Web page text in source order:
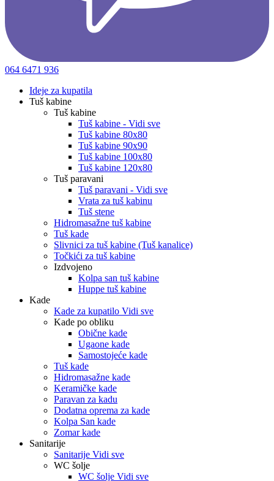
064 6471 936
Ideje za kupatila
Tuš kabine
Tuš kabine
Tuš kabine - Vidi sve
Tuš kabine 80x80
Tuš kabine 90x90
Tuš kabine 100x80
Tuš kabine 120x80
Tuš paravani
Tuš paravani - Vidi sve
Vrata za tuš kabinu
Tuš stene
Hidromasažne tuš kabine
Tuš kade
Slivnici za tuš kabine (Tuš kanalice)
Točkići za tuš kabine
Izdvojeno
Kolpa san tuš kabine
Huppe tuš kabine
Kade
Kade za kupatilo Vidi sve
Kade po obliku
Obične kade
Ugaone kade
Samostojeće kade
Tuš kade
Hidromasažne kade
Keramičke kade
Paravan za kadu
Dodatna oprema za kade
Kolpa San kade
Zomar kade
Sanitarije
Sanitarije Vidi sve
WC šolje
WC šolje Vidi sve